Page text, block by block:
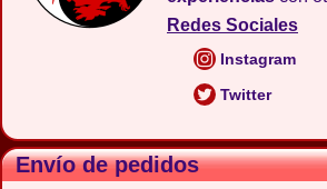
Redes Sociales
Instagram
Twitter
Envío de pedidos